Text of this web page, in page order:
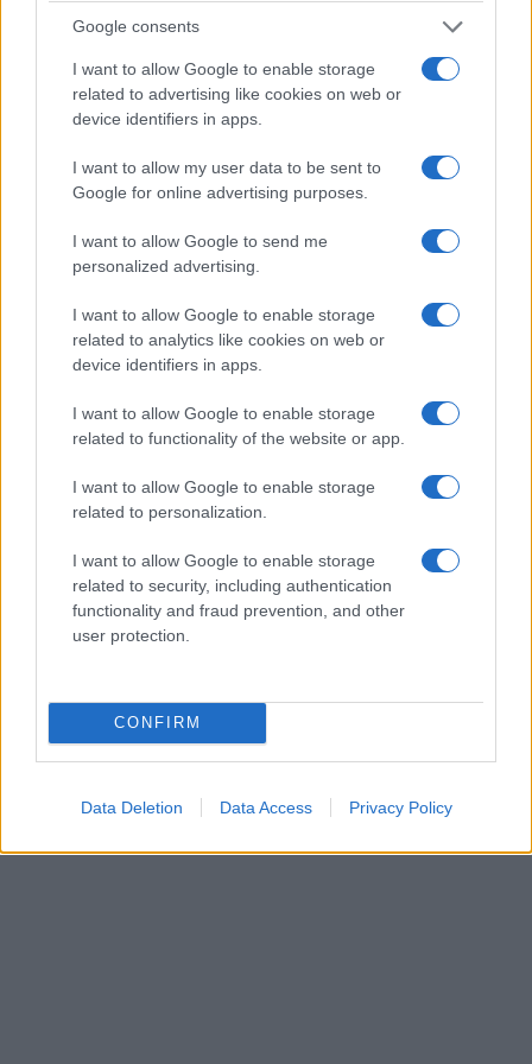
Google consents
I want to allow Google to enable storage
related to advertising like cookies on web or
device identifiers in apps.
I want to allow my user data to be sent to
Google for online advertising purposes.
I want to allow Google to send me
personalized advertising.
I want to allow Google to enable storage
related to analytics like cookies on web or
device identifiers in apps.
I want to allow Google to enable storage
related to functionality of the website or app.
I want to allow Google to enable storage
related to personalization.
I want to allow Google to enable storage
related to security, including authentication
functionality and fraud prevention, and other
user protection.
CONFIRM
Data Deletion Data Access Privacy Policy